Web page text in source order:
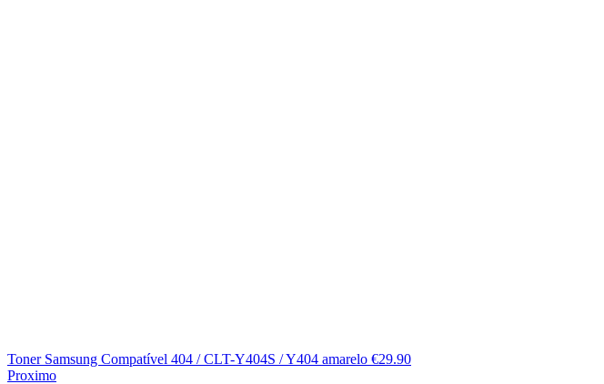
Toner Samsung Compatível 404 / CLT-Y404S / Y404 amarelo €29.90
Proximo